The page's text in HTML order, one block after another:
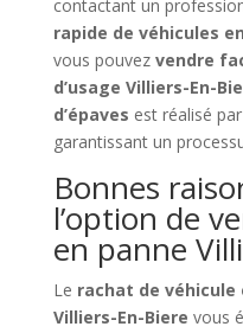
contactant un
rapide de véhicules
vous pouvez vendre
d’usage Villiers-En-
d’épaves est réalisé
garantissant un
Bonnes
l’option de
en panne
Le rachat de véhicule
Villiers-En-Biere vous